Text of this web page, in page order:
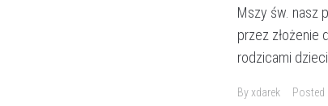
Mszy św. nasz
przez złożenie
rodzicami
By xdarek Posted